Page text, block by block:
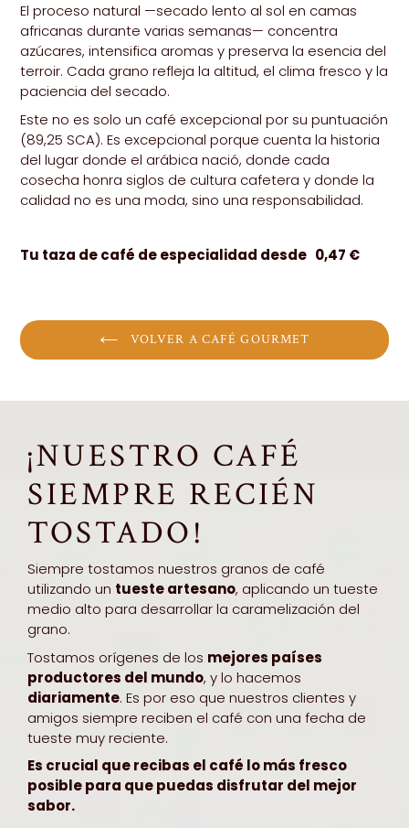
El proceso natural —secado lento al sol en camas
africanas durante varias semanas— concentra
azúcares, intensifica aromas y preserva la esencia del
terroir. Cada grano refleja la altitud, el clima fresco y la
paciencia del secado.
Este no es solo un café excepcional por su puntuación
(89,25 SCA). Es excepcional porque cuenta la historia
del lugar donde el arábica nació, donde cada
cosecha honra siglos de cultura cafetera y donde la
calidad no es una moda, sino una responsabilidad.
Tu taza de café de especialidad desde 0,47 €
VOLVER A CAFÉ GOURMET
¡NUESTRO CAFÉ
SIEMPRE RECIÉN
TOSTADO!
Siempre tostamos nuestros granos de café
utilizando un tueste artesano, aplicando un tueste
medio alto para desarrollar la caramelización del
grano.
Tostamos orígenes de los mejores países
productores del mundo, y lo hacemos
diariamente. Es por eso que nuestros clientes y
amigos siempre reciben el café con una fecha de
tueste muy reciente.
Es crucial que recibas el café lo más fresco
posible para que puedas disfrutar del mejor
sabor.